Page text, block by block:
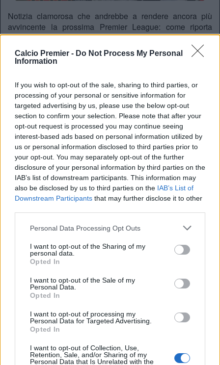
Calcio Premier - Do Not Process My Personal
Information
If you wish to opt-out of the sale, sharing to third parties, or
processing of your personal or sensitive information for
targeted advertising by us, please use the below opt-out
section to confirm your selection. Please note that after your
opt-out request is processed you may continue seeing
interest-based ads based on personal information utilized by
us or personal information disclosed to third parties prior to
your opt-out. You may separately opt-out of the further
disclosure of your personal information by third parties on the
IAB’s list of downstream participants. This information may
also be disclosed by us to third parties on the IAB’s List of
Downstream Participants that may further disclose it to other
Personal Data Processing Opt Outs
I want to opt-out of the Sharing of my
personal data.
Opted In
I want to opt-out of the Sale of my
Personal Data.
Opted In
I want to opt-out of processing my
Personal Data for Targeted Advertising.
Opted In
I want to opt-out of Collection, Use,
Retention, Sale, and/or Sharing of my
Personal Data that Is Unrelated with the
Notizia clamorosa che andrebbe a rendere ancora più
avvincente la prossima Premier League: come riporta
Tuttomercatoweb.com, ilManchester Unitedavrebbe
trovato l’accordo conJosè Mourinho per la prossima
stagione, vedendolo come sostituto di Van Gaal . Inoltre,
per il mercato estivo è
Harry Kane
del Tottenham, con
Diego Costadel Chelsea come alternativa. Se
confermate, queste voci aumenterebbero la concorrenza
per la vittoria della prossimaPremier , visto già l’accordo
tra ilManchester CityeGuardiola.
REDAZIONE
Twitter: @Calciopremier
Stadio:Old Trafford (75.731)
Città:Manchester
Manager:Ruben Amorim
ALBO D'ORO